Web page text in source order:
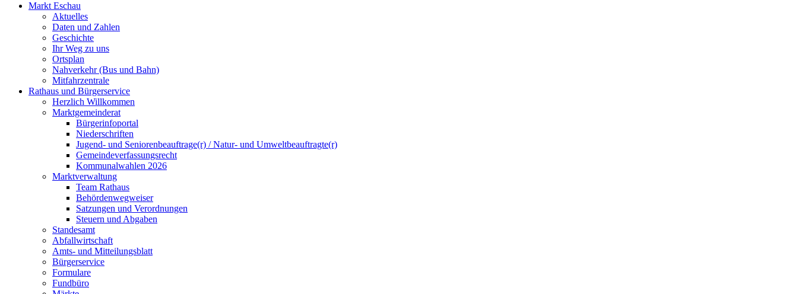
Markt Eschau
Aktuelles
Daten und Zahlen
Geschichte
Ihr Weg zu uns
Ortsplan
Nahverkehr (Bus und Bahn)
Mitfahrzentrale
Rathaus und Bürgerservice
Herzlich Willkommen
Marktgemeinderat
Bürgerinfoportal
Niederschriften
Jugend- und Seniorenbeauftrage(r) / Natur- und Umweltbeauftragte(r)
Gemeindeverfassungsrecht
Kommunalwahlen 2026
Marktverwaltung
Team Rathaus
Behördenwegweiser
Satzungen und Verordnungen
Steuern und Abgaben
Standesamt
Abfallwirtschaft
Amts- und Mitteilungsblatt
Bürgerservice
Formulare
Fundbüro